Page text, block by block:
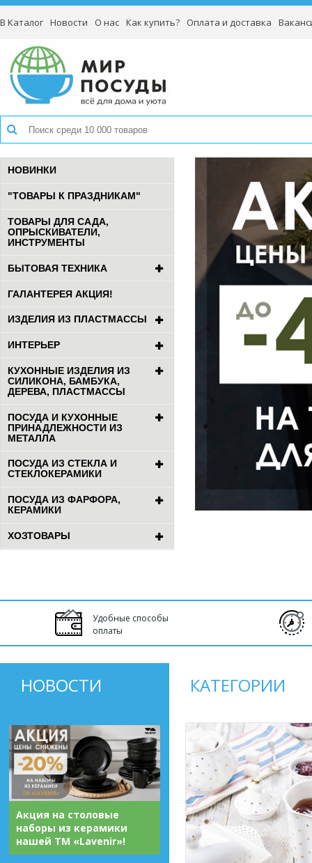
В Каталог Новости О нас Как купить? Оплата и доставка
НОВИНКИ
"ТОВАРЫ К ПРАЗДНИКАМ"
ТОВАРЫ ДЛЯ САДА,
ОПРЫСКИВАТЕЛИ,
ИНСТРУМЕНТЫ
БЫТОВАЯ ТЕХНИКА
ГАЛАНТЕРЕЯ АКЦИЯ!
ИЗДЕЛИЯ ИЗ ПЛАСТМАССЫ
ИНТЕРЬЕР
КУХОННЫЕ ИЗДЕЛИЯ ИЗ
СИЛИКОНА, БАМБУКА,
ДЕРЕВА, ПЛАСТМАССЫ
ПОСУДА И КУХОННЫЕ
ПРИНАДЛЕЖНОСТИ ИЗ
МЕТАЛЛА
ПОСУДА ИЗ СТЕКЛА И
СТЕКЛОКЕРАМИКИ
ПОСУДА ИЗ ФАРФОРА,
КЕРАМИКИ
ХОЗТОВАРЫ
Удобные способы
оплаты
НОВОСТИ
Акция на столовые
наборы из керамики
нашей ТМ «Lavenir»!
КАТЕГОРИИ